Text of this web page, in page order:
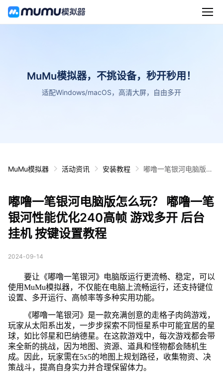
MuMu模拟器，不挑设备，秒开秒用！
适配Windows/macOS，高清大屏，自由多开
MuMu模拟器 活动资讯 安装教程
嘟噜一笔银河电脑版怎
开 后台挂机 按键设置
教程
嘟噜一笔银河电脑版怎么玩？ 嘟噜一笔
银河性能优化240高帧 游戏多开 后台
挂机 按键设置教程
2024-09-14
要让《嘟噜一笔银河》电脑版运行更流畅、稳定，可以
使用MuMu模拟器，不仅能在电脑上流畅运行，还支持键位
设置、多开运行、高帧率等多种实用功能。
《嘟噜一笔银河》是一款充满创意的走格子肉鸽游戏，
玩家从太阳系出发，一步步探索不同恒星系中可能宜居的星
球，如比邻星和巴纳德星。在这款游戏中，每次游戏都会带
来全新的挑战，因为地图、资源、道具和怪物都会随机生
成。因此，玩家需在5x5的地图上规划路径，收集物资、决
策战斗，提高自身实力并合理保留体力。